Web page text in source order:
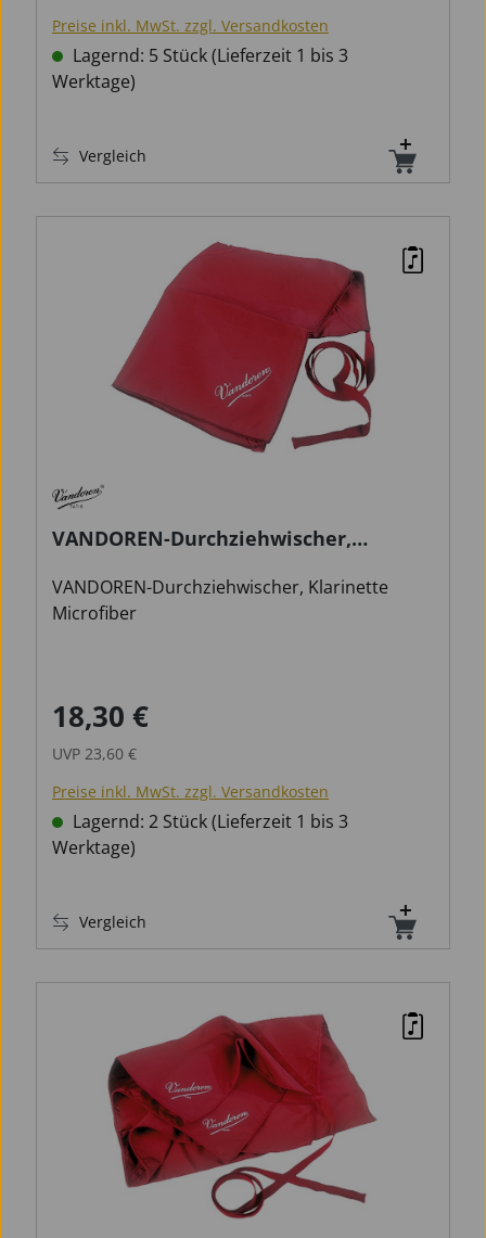
Preise inkl. MwSt. zzgl. Versandkosten
Lagernd: 5 Stück (Lieferzeit 1 bis 3
Werktage)
Vergleich
VANDOREN-Durchziehwischer,
VANDOREN-Durchziehwischer, Klarinette
Microfiber
Verkaufspreis:
18,30 €
UVP 23,60 €
Preise inkl. MwSt. zzgl. Versandkosten
Lagernd: 2 Stück (Lieferzeit 1 bis 3
Werktage)
Vergleich